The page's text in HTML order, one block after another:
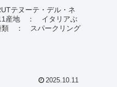
テヌーテ・デル・ネ
産地 ： イタリアぶ
類 ： スパークリング
2025.10.11